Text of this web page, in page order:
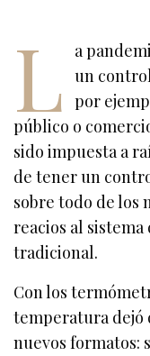
L
a
un
por
público o
sido impuesta a
de tener un
sobre todo de los
reacios al
tradicional.
Con los
temperatura dejó
nuevos formatos: